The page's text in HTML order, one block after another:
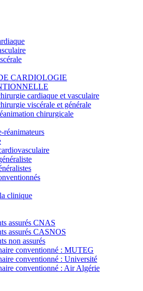
CARDIOLOGIE
cardiaque et vasculaire
viscérale et générale
chirurgicale
réanimateurs
clinique
assurés CNAS
assurés CASNOS
non assurés
conventionné : MUTEG
conventionné : Université
conventionné : Air Algérie